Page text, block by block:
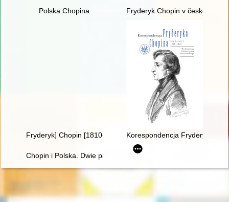
Polska Chopina Fryderyk Chopin v české
Fryderyk] Chopin [1810-1849] Korespondencja Fryderyka
Chopin i Polska. Dwie pasje życia Gastona Belotti [1920-1985]